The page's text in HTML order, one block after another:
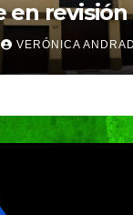
en revisión
VERÓNICA